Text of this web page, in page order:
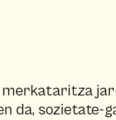
merkataritza
da, sozietate-